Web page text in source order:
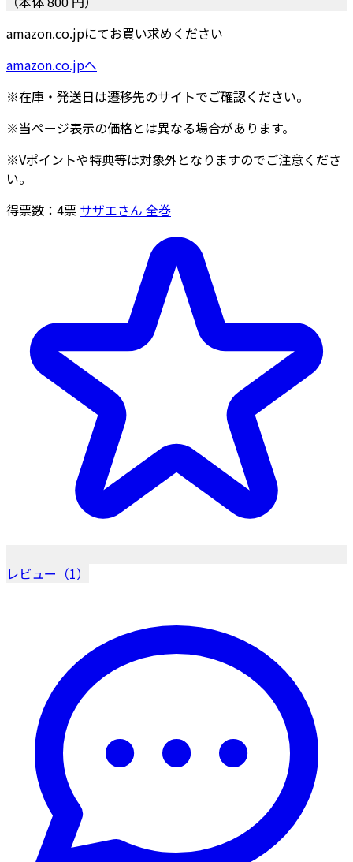
amazon.co.jpにてお買い求めください
amazon.co.jpへ
※在庫・発送日は遷移先のサイトでご確認ください。
※当ページ表示の価格とは異なる場合があります。
※Vポイントや特典等は対象外となりますのでご注意くださ
い。
得票数： 4票 サザエさん 全巻
レビュー（1）